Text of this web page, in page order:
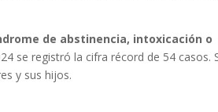
de abstinencia, intoxicación o
se registró la cifra récord de 54 casos.
y sus hijos.